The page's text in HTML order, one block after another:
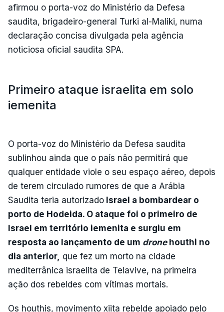
afirmou o porta-voz do Ministério da Defesa
saudita, brigadeiro-general Turki al-Maliki, numa
declaração concisa divulgada pela agência
noticiosa oficial saudita SPA.
Primeiro ataque israelita em solo
iemenita
O porta-voz do Ministério da Defesa saudita
sublinhou ainda que o país não permitirá que
qualquer entidade viole o seu espaço aéreo, depois
de terem circulado rumores de que a Arábia
Saudita teria autorizado Israel a bombardear o
porto de Hodeida. O ataque foi o primeiro de
Israel em território iemenita e surgiu em
resposta ao lançamento de um dronehouthi no
dia anterior, que fez um morto na cidade
mediterrânica israelita de Telavive, na primeira
ação dos rebeldes com vítimas mortais.
Os houthis, movimento xiita rebelde apoiado pelo